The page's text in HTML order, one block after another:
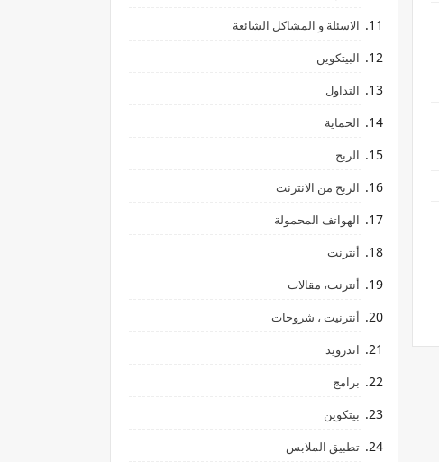
الاسئلة و المشاكل الشائعة
البيتكوين
التداول
الحماية
الربح
الربح من الانترنت
الهواتف المحمولة
أنترنت
أنترنت، مقالات
أنترنيت ، شروحات
اندرويد
برامج
بيتكوين
تطبيق الملابس